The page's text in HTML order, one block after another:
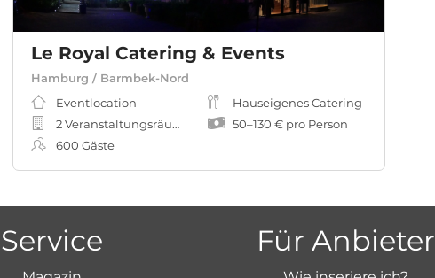
Le Royal Catering & Events
Hamburg / Barmbek-Nord
Eventlocation
2 Veranstaltungsräume
600 Gäste
Hauseigenes Catering
50–130 € pro Person
Service Für Anbieter